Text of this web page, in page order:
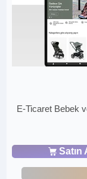
E-Ticaret Bebek
Satın